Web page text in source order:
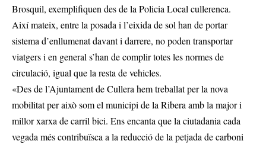
Brosquil, exemplifiquen des de la Policia Local cullerenca.
Així mateix, entre la posada i l’eixida de sol han de portar
sistema d’enllumenat davant i darrere, no poden transportar
viatgers i en general s’han de complir totes les normes de
circulació, igual que la resta de vehicles.
«Des de l’Ajuntament de Cullera hem treballat per la nova
mobilitat per això som el municipi de la Ribera amb la major i
millor xarxa de carril bici. Ens encanta que la ciutadania cada
vegada més contribuïsca a la reducció de la petjada de carboni